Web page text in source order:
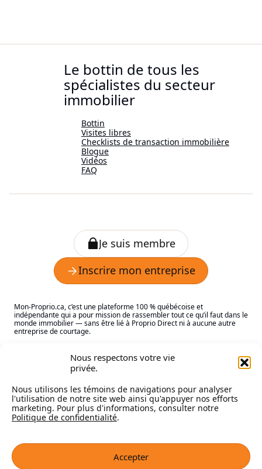
Nous respectons votre vie
privée.
Nous utilisons les témoins de navigations pour analyser
l'utilisation de notre site web ainsi qu'appuyer nos efforts
marketing. Pour plus d'informations, consulter notre
Politique de confidentialité.
Accepter
Le bottin de tous les
spécialistes du secteur
immobilier
Bottin
Visites libres
Checklists de transaction immobilière
Blogue
Vidéos
FAQ
Mon-Proprio.ca, c’est une plateforme 100 % québécoise et
indépendante qui a pour mission de rassembler tout ce qu’il faut dans le
monde immobilier — sans être lié à Proprio Direct ni à aucune autre
entreprise de courtage.
but : vous aider à trouver les bons pros au bon moment!
Le contenu du site nous appartient et ne peut pas être utilisé sans notre
Conditions d’utilisation
Clause de non-responsabilité
Confidentialité